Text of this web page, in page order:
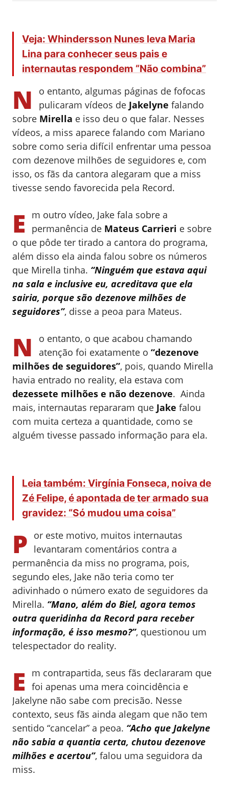
Veja: Whindersson Nunes leva Maria
Lina para conhecer seus pais e
internautas respondem “Não combina”
N
o entanto, algumas páginas de fofocas
pulicaram vídeos de Jakelyne falando
sobre Mirella e isso deu o que falar. Nesses
vídeos, a miss aparece falando com Mariano
sobre como seria difícil enfrentar uma pessoa
com dezenove milhões de seguidores e, com
isso, os fãs da cantora alegaram que a miss
tivesse sendo favorecida pela Record.
E
m outro vídeo, Jake fala sobre a
permanência de Mateus Carrieri e sobre
o que pôde ter tirado a cantora do programa,
além disso ela ainda falou sobre os números
que Mirella tinha. “Ninguém que estava aqui
na sala e inclusive eu, acreditava que ela
sairia, porque são dezenove milhões de
seguidores”, disse a peoa para Mateus.
N
o entanto, o que acabou chamando
atenção foi exatamente o “dezenove
milhões de seguidores”, pois, quando Mirella
havia entrado no reality, ela estava com
dezessete milhões e não dezenove. Ainda
mais, internautas repararam que Jake falou
com muita certeza a quantidade, como se
alguém tivesse passado informação para ela.
Leia também: Virgínia Fonseca, noiva de
Zé Felipe, é apontada de ter armado sua
gravidez: “Só mudou uma coisa”
P or este motivo, muitos internautas
levantaram comentários contra a
permanência da miss no programa, pois,
segundo eles, Jake não teria como ter
adivinhado o número exato de seguidores da
Mirella. “Mano, além do Biel, agora temos
outra queridinha da Record para receber
informação, é isso mesmo?”, questionou um
telespectador do reality.
E
m contrapartida, seus fãs declararam que
foi apenas uma mera coincidência e
Jakelyne não sabe com precisão. Nesse
contexto, seus fãs ainda alegam que não tem
sentido “cancelar” a peoa. “Acho que Jakelyne
não sabia a quantia certa, chutou dezenove
milhões e acertou”, falou uma seguidora da
miss.